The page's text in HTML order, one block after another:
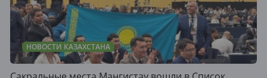
НОВОСТИ КАЗАХСТАНА